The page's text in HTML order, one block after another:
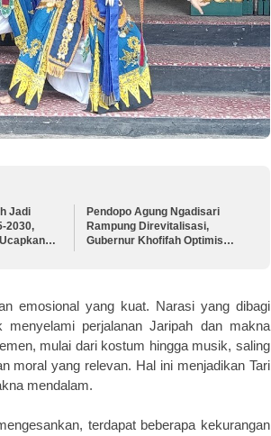
Jadi
2030,
Pendopo Agung Ngadisari
Rampung Direvitalisasi,
Gubernur Khofifah Optimis
emosional yang kuat. Narasi yang dibagi
perjalanan Jaripah dan makna
mulai dari kostum hingga musik, saling
moral yang relevan. Hal ini menjadikan Tari
mendalam.
terdapat beberapa kekurangan